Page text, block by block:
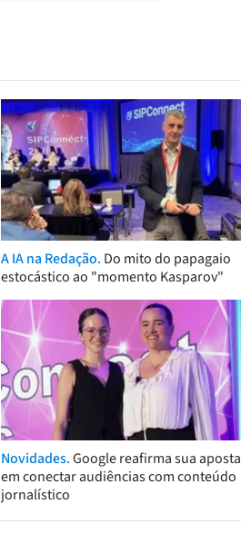
A IA na Redação. Do mito do papagaio
estocástico ao "momento Kasparov"
Novidades.Google reafirma sua aposta
em conectar audiências com conteúdo
jornalístico